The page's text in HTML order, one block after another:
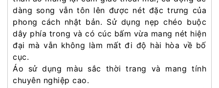
dàng song vẫn tôn lên được nét đặc trưng của
phong cách nhật bản. Sử dụng nẹp chéo buộc
dây phía trong và có cúc bấm vừa mang nét hiện
đại mà vẫn không làm mất đi độ hài hòa về bố
cục.
Áo sử dụng màu sắc thời trang và mang tính
chuyên nghiệp cao.